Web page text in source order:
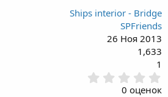
Ships interior - Bridge
SPFriends
26 Ноя 2013
1,633
1
.
0 оценок